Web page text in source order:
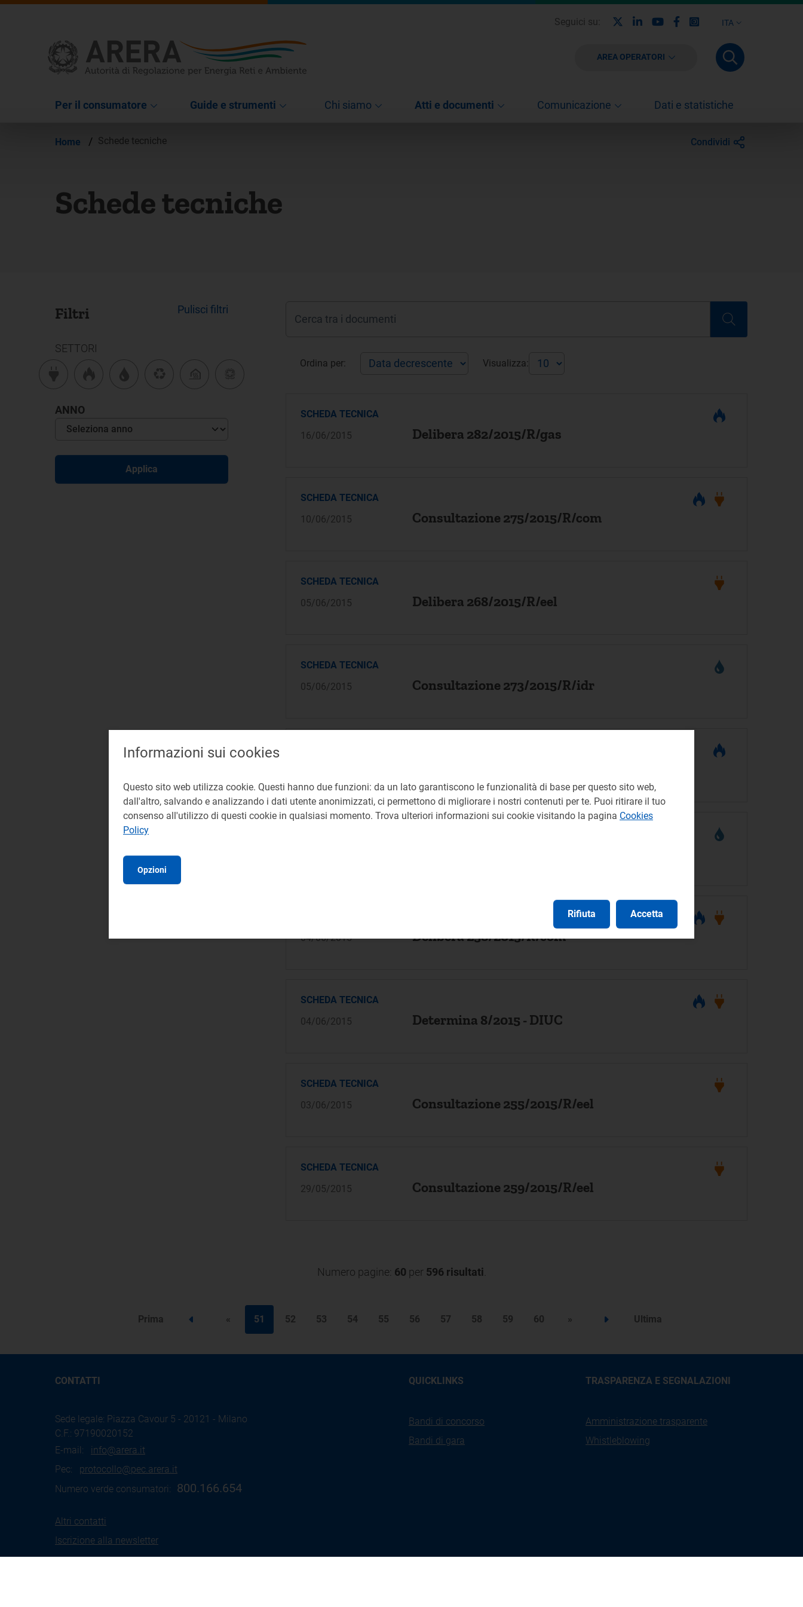
ITA
Seguici su: LinkedinYoutubeFacebook
Instagram
AREA OPERATORI
Per il consumatore Guide e strumenti Chi siamo Atti e documenti Comunicazione Dati e statistiche
Home / Schede tecniche Condividi
Schede tecniche
Filtri Pulisci filtri
SETTORI
ANNO
Applica
Ordina per: Visualizza:
SCHEDA TECNICA
16/06/2015
Delibera 282/2015/R/gas
SCHEDA TECNICA
10/06/2015
Consultazione 275/2015/R/com
SCHEDA TECNICA
05/06/2015
Delibera 268/2015/R/eel
SCHEDA TECNICA
05/06/2015
Consultazione 273/2015/R/idr
04/06/2015
Delibera 258/2015/R/com
SCHEDA TECNICA
04/06/2015
Determina 8/2015 - DIUC
SCHEDA TECNICA
03/06/2015
Consultazione 255/2015/R/eel
SCHEDA TECNICA
29/05/2015
Consultazione 259/2015/R/eel
Numero pagine: 60 per 596 risultati
Prima
Step precedente
« 51 52 53 54 55 56 57 58 59 60 »
Step successivo
Ultima
CONTATTI
Sede legale: Piazza Cavour 5 - 20121 - Milano
C.F.: 97190020152
E-mail: info@arera.it
Pec: protocollo@pec.arera.it
Numero verde consumatori:
800.166.654
Altri contatti
Iscrizione alla newsletter
QUICKLINKS
Bandi di concorso
Bandi di gara
TRASPARENZA E SEGNALAZIONI
Amministrazione trasparente
Whistleblowing
Informazioni sui cookies
Questo sito web utilizza cookie. Questi hanno due funzioni: da un lato garantiscono le funzionalità di base per questo sito web,
dall'altro, salvando e analizzando i dati utente anonimizzati, ci permettono di migliorare i nostri contenuti per te. Puoi ritirare il tuo
consenso all'utilizzo di questi cookie in qualsiasi momento. Trova ulteriori informazioni sui cookie visitando la pagina Cookies
Policy
Opzioni
Rifiuta Accetta